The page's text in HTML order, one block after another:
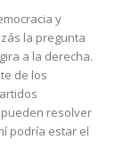
y
la pregunta
a la derecha.
de los
resolver
podría estar el